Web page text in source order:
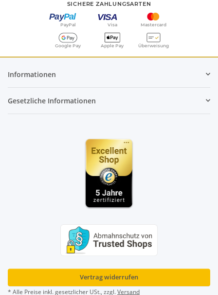
SICHERE ZAHLUNGSARTEN
PayPal Visa Mastercard
Google Pay Apple Pay Überweisung
Informationen
Gesetzliche Informationen
Vertrag widerrufen
* Alle Preise inkl. gesetzlicher USt., zzgl.Versand